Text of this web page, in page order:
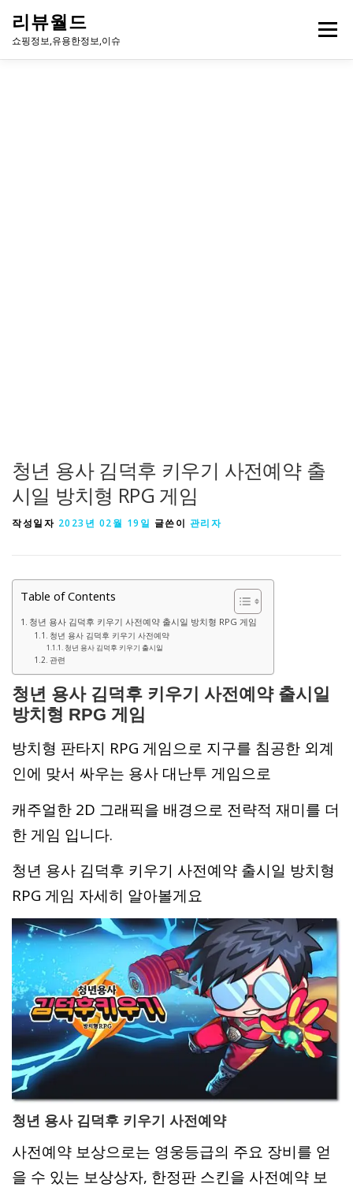
리뷰월드
쇼핑정보,유용한정보,이슈
메뉴
청년 용사 김덕후 키우기 사전예약 출
시일 방치형 RPG 게임
작성일자 2023년 02월 19일 글쓴이 관리자
Table of Contents
청년 용사 김덕후 키우기 사전예약 출시일 방치형 RPG 게임
청년 용사 김덕후 키우기 사전예약
청년 용사 김덕후 키우기 출시일
관련
청년 용사 김덕후 키우기 사전예약 출시일
방치형 RPG 게임
방치형 판타지 RPG 게임으로 지구를 침공한 외계
인에 맞서 싸우는 용사 대난투 게임으로
캐주얼한 2D 그래픽을 배경으로 전략적 재미를 더
한 게임 입니다.
청년 용사 김덕후 키우기 사전예약 출시일 방치형
RPG 게임 자세히 알아볼게요
청년 용사 김덕후 키우기 사전예약
사전예약 보상으로는 영웅등급의 주요 장비를 얻
을 수 있는 보상상자, 한정판 스킨을 사전예약 보